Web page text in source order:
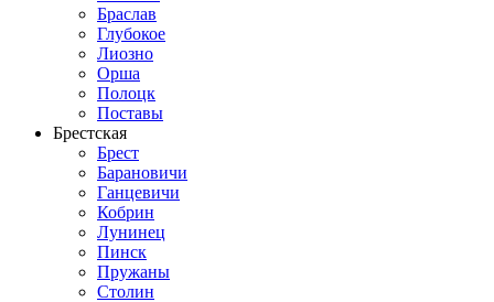
Браслав
Глубокое
Лиозно
Орша
Полоцк
Поставы
Брестская
Брест
Барановичи
Ганцевичи
Кобрин
Лунинец
Пинск
Пружаны
Столин